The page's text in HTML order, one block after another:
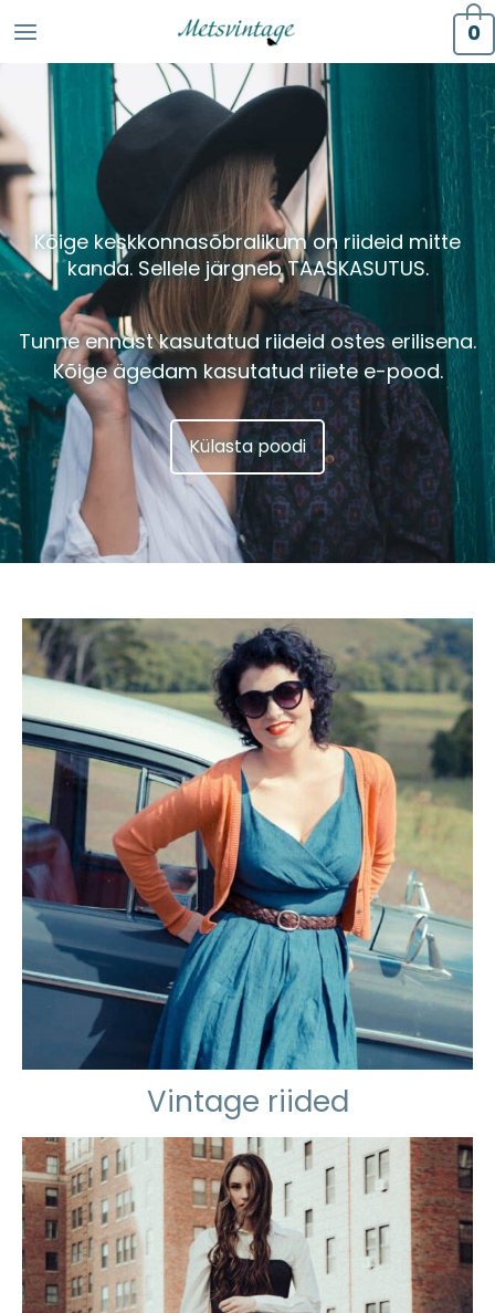
0
Kõige keskkonnasõbralikum on riideid mitte
kanda. Sellele järgnebTAASKASUTUS.
Tunne ennast kasutatud riideid ostes erilisena.
Kõige ägedam kasutatud riiete e-pood.
Külasta poodi
Vintage riided